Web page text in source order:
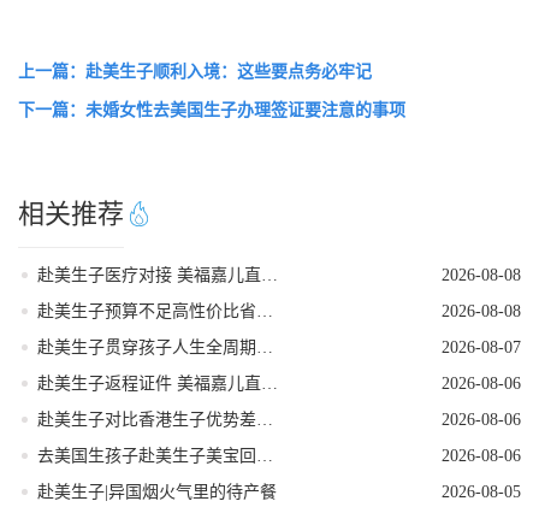
上一篇：赴美生子顺利入境：这些要点务必牢记
下一篇：未婚女性去美国生子办理签证要注意的事项
相关推荐
2026-08-08
2026-08-08
2026-08-07
2026-08-06
2026-08-06
2026-08-06
赴美生子|异国烟火气里的待产餐
2026-08-05